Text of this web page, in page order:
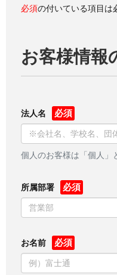
必須の付いている項目は
お客様情報
法人名
個人のお客様は「個人」
所属部署
お名前